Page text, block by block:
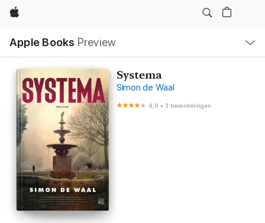
Apple
Apple Books Preview
lokaal
navigatiemenu
Systema
Simon de Waal
4,0 •3 beoordelingen